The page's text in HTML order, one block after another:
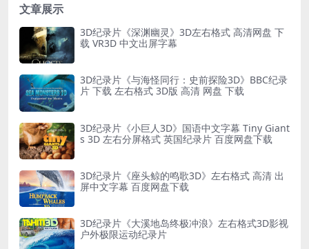
文章展示
3D纪录片《深渊幽灵》3D左右格式 高清网盘 下
载 VR3D 中文出屏字幕
3D纪录片《与海怪同行：史前探险3D》BBC纪录
片 下载 左右格式 3D版 高清 网盘 下载
3D纪录片《小巨人3D》国语中文字幕 Tiny Giant
s 3D 左右分屏格式 英国纪录片 百度网盘下载
3D纪录片《座头鲸的鸣歌3D》左右格式 高清 出
屏中文字幕 百度网盘下载
3D纪录片《大溪地岛终极冲浪》左右格式3D影视
户外极限运动纪录片